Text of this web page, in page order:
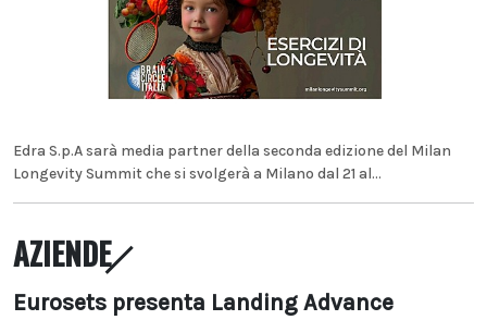
Edra S.p.A sarà media partner della seconda edizione del Milan
Longevity Summit che si svolgerà a Milano dal 21 al...
AZIENDE
Eurosets presenta Landing Advance